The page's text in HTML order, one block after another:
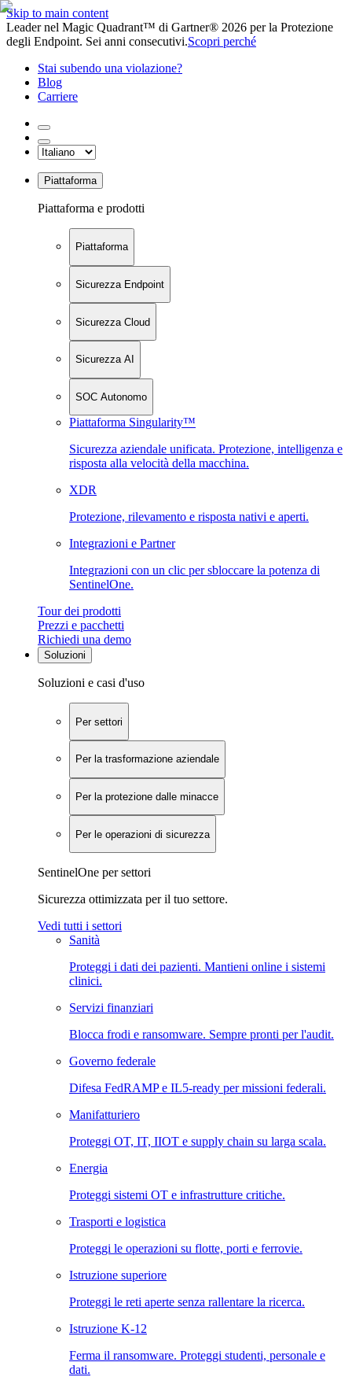
Skip to main content
Leader nel Magic Quadrant™ di Gartner® 2026 per la Protezione
degli Endpoint. Sei anni consecutivi.Scopri perché
Stai subendo una violazione?
Blog
Carriere
Piattaforma
Piattaforma e prodotti
Piattaforma
Sicurezza Endpoint
Sicurezza Cloud
Sicurezza AI
SOC Autonomo
Piattaforma Singularity™
Sicurezza aziendale unificata. Protezione, intelligenza e
risposta alla velocità della macchina.
XDR
Protezione, rilevamento e risposta nativi e aperti.
Integrazioni e Partner
Integrazioni con un clic per sbloccare la potenza di
SentinelOne.
Tour dei prodotti
Prezzi e pacchetti
Richiedi una demo
Soluzioni
Soluzioni e casi d'uso
Per settori
Per la trasformazione aziendale
Per la protezione dalle minacce
Per le operazioni di sicurezza
SentinelOne per settori
Sicurezza ottimizzata per il tuo settore.
Vedi tutti i settori
Sanità
Proteggi i dati dei pazienti. Mantieni online i sistemi
clinici.
Servizi finanziari
Blocca frodi e ransomware. Sempre pronti per l'audit.
Governo federale
Difesa FedRAMP e IL5-ready per missioni federali.
Manifatturiero
Proteggi OT, IT, IIOT e supply chain su larga scala.
Energia
Proteggi sistemi OT e infrastrutture critiche.
Trasporti e logistica
Proteggi le operazioni su flotte, porti e ferrovie.
Istruzione superiore
Proteggi le reti aperte senza rallentare la ricerca.
Istruzione K-12
Ferma il ransomware. Proteggi studenti, personale e
dati.